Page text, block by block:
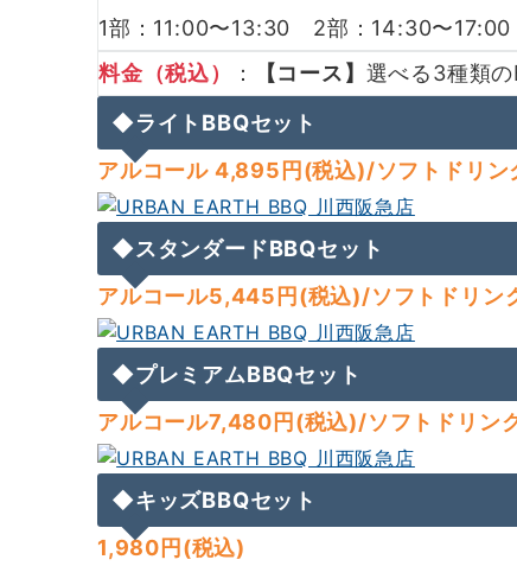
1部：11:00〜13:30 2部：14:30〜
料金（税込）
： 【コース】 選べる3種類の
◆ライトBBQセット
アルコール 4,895円 (税込)/ソフトドリ
◆スタンダードBBQセット
アルコール5,445円 (税込)/ソフトドリン
◆プレミアムBBQセット
アルコール7,480円 (税込)/ソフトドリン
◆キッズBBQセット
1,980円(税込)